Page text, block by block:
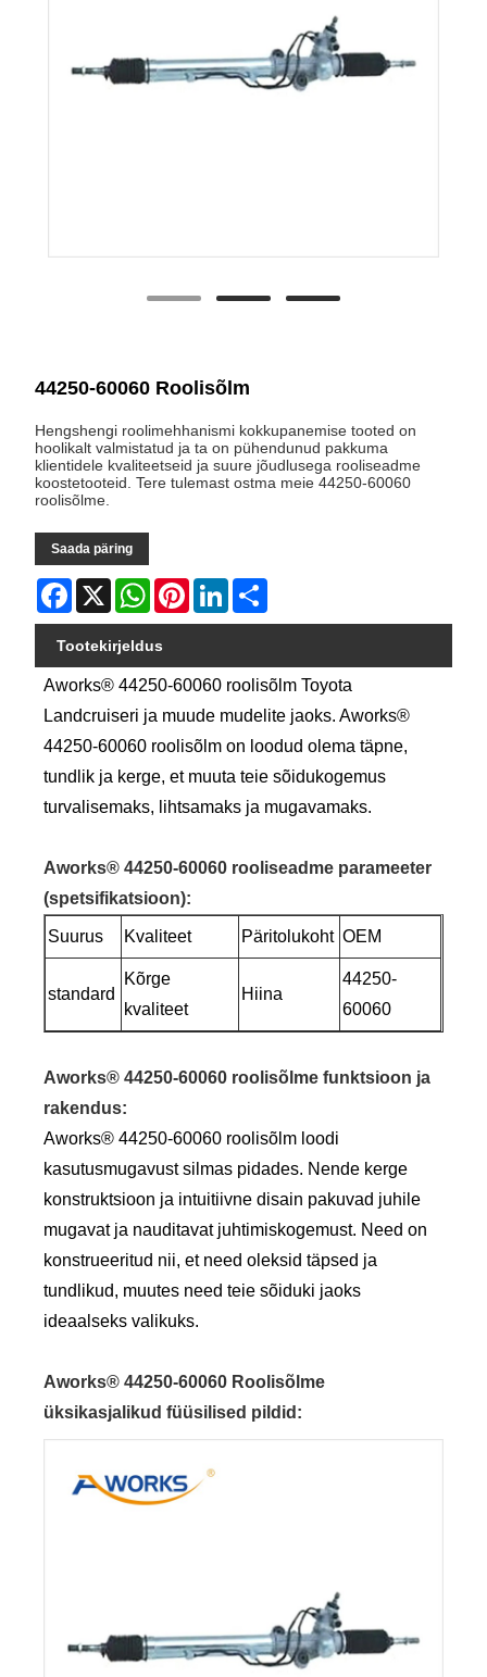
44250-60060 Roolisõlm
Hengshengi roolimehhanismi kokkupanemise tooted on
hoolikalt valmistatud ja ta on pühendunud pakkuma
klientidele kvaliteetseid ja suure jõudlusega rooliseadme
koostetooteid. Tere tulemast ostma meie 44250-60060
roolisõlme.
Saada päring
Facebook
X WhatsAppPinterestLinkedIn
Tootekirjeldus
Aworks® 44250-60060 roolisõlm Toyota
Landcruiseri ja muude mudelite jaoks. Aworks®
44250-60060 roolisõlm on loodud olema täpne,
tundlik ja kerge, et muuta teie sõidukogemus
turvalisemaks, lihtsamaks ja mugavamaks.
Aworks® 44250-60060 rooliseadme parameeter
(spetsifikatsioon):
Suurus Kvaliteet Päritolukoht OEM
standard
Kõrge
kvaliteet
Hiina
44250-
60060
Aworks® 44250-60060 roolisõlme funktsioon ja
rakendus:
Aworks® 44250-60060 roolisõlm loodi
kasutusmugavust silmas pidades. Nende kerge
konstruktsioon ja intuitiivne disain pakuvad juhile
mugavat ja nauditavat juhtimiskogemust. Need on
konstrueeritud nii, et need oleksid täpsed ja
tundlikud, muutes need teie sõiduki jaoks
ideaalseks valikuks.
Aworks® 44250-60060 Roolisõlme
üksikasjalikud füüsilised pildid :